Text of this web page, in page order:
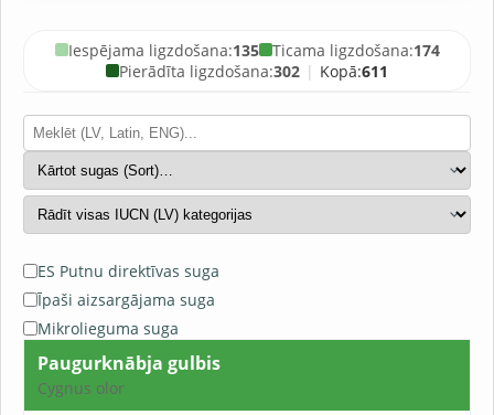
ES Putnu direktīvas suga
Īpaši aizsargājama suga
Mikrolieguma suga
Paugurknābja gulbis
Cygnus olor
Iespējama ligzdošana:135 Ticama ligzdošana:174
Pierādīta ligzdošana:302 | Kopā:611